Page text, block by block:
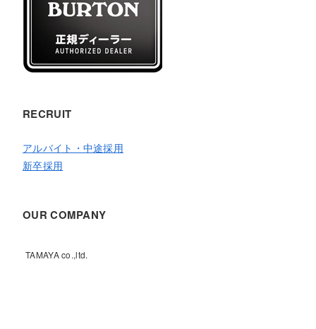
RECRUIT
アルバイト・中途採用
新卒採用
OUR COMPANY
TAMAYA co.,ltd.